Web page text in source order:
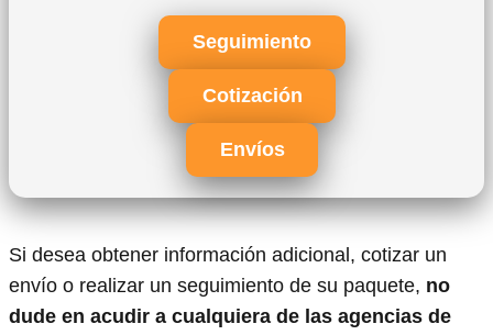
Seguimiento
Cotización
Envíos
Si desea obtener información adicional, cotizar un
envío o realizar un seguimiento de su paquete, no
dude en acudir a cualquiera de las agencias de